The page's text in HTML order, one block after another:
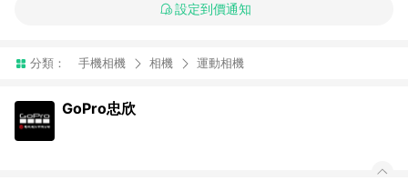
設定到價通知
分類： 手機相機 相機 運動相機
GoPro忠欣